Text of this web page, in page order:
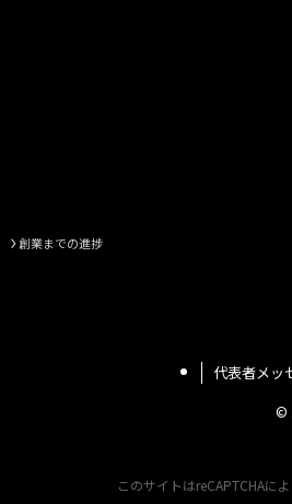
創業までの進捗
代表者メッ
©
このサイトはreCAPTCHAに